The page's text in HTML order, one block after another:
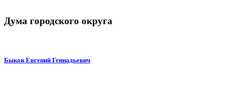
Дума городского округа
Быков Евгений Геннадьевич